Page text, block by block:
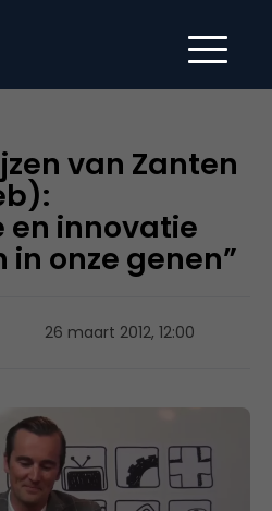
van Zanten
en innovatie
in onze genen”
26 maart 2012, 12:00